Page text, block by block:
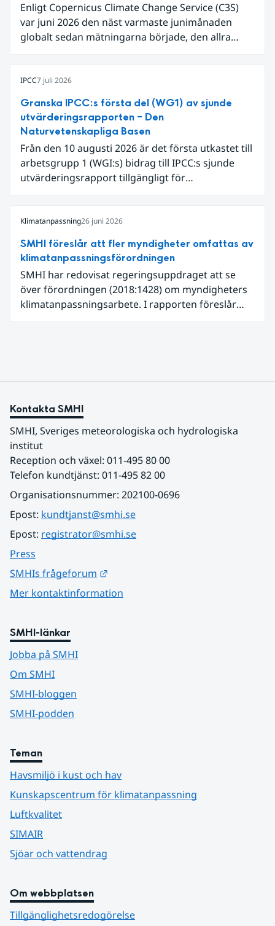
Enligt Copernicus Climate Change Service (C3S)
var juni 2026 den näst varmaste junimånaden
globalt sedan mätningarna började, den allra
begränsar oss till Västeuropa var det den allra
varmaste juni. Detta betingades till stor del av en
extrem hetta i slutet av månaden. Världshavens
ytvattentemperaturer var den högsta som
uppmätts för en juni månad, vilket ligger i fas med
en framväxande El Niño i Stilla havet.
IPCC7 juli 2026
Granska IPCC:s första del (WG1) av sjunde
utvärderingsrapporten – Den
Naturvetenskapliga Basen
Från den 10 augusti 2026 är det första utkastet till
arbetsgrupp 1 (WGI:s) bidrag till IPCC:s sjunde
utvärderingsrapport tillgängligt för
Klimatanpassning26 juni 2026
SMHI föreslår att fler myndigheter omfattas av
klimatanpassningsförordningen
SMHI har redovisat regeringsuppdraget att se
över förordningen (2018:1428) om myndigheters
klimatanpassningsarbete. I rapporten föreslår
Kontakta SMHI
SMHI, Sveriges meteorologiska och hydrologiska
institut
Reception och växel: 011-495 80 00
Telefon kundtjänst: 011-495 82 00
Organisationsnummer: 202100-0696
Epost: kundtjanst@smhi.se
Epost: registrator@smhi.se
Press
SMHIs frågeforum
Mer kontaktinformation
SMHI-länkar
Jobba på SMHI
Om SMHI
SMHI-bloggen
SMHI-podden
Teman
Havsmiljö i kust och hav
Kunskapscentrum för klimatanpassning
Luftkvalitet
SIMAIR
Sjöar och vattendrag
Om webbplatsen
Tillgänglighetsredogörelse